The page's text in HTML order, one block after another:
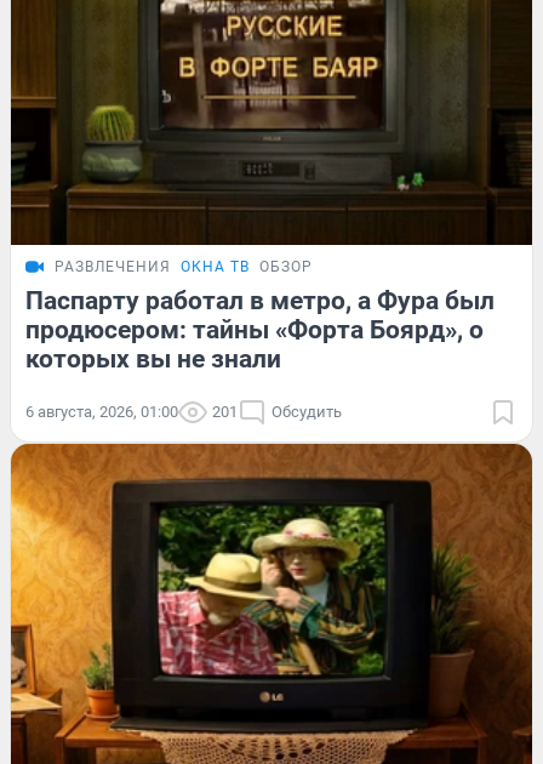
РАЗВЛЕЧЕНИЯ ОКНА ТВ ОБЗОР
Паспарту работал в метро, а Фура был
продюсером: тайны «Форта Боярд», о
которых вы не знали
6 августа, 2026, 01:00 201 Обсудить